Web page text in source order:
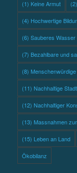
(1) Keine Armut
(4) Hochwertige
(6) Sauberes
(7) Bezahlbare und
(8)
(11) Nachhaltige
(12) Nachhaltiger
(13) Massnahmen
(15) Leben an Land
Ökobilanz